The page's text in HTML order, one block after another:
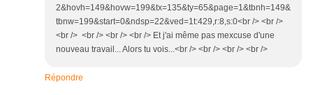
2&hovh=149&hovw=199&tx=135&ty=65&page=1&tbnh=149&
tbnw=199&start=0&ndsp=22&ved=1t:429,r:8,s:0<br /> <br />
<br /> <br /> <br /> <br /> Et j'ai même pas mexcuse d'une
nouveau travail... Alors tu vois...<br /> <br /> <br /> <br />
Répondre